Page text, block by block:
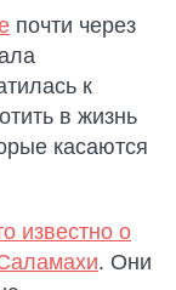
почти через
к
в жизнь
касаются
известно о
. Они